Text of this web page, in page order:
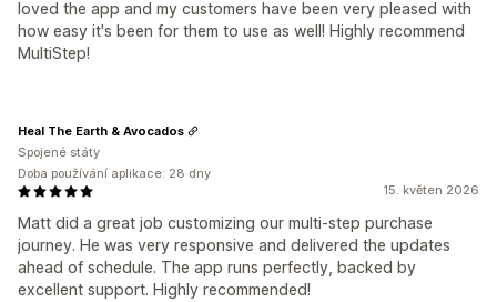
loved the app and my customers have been very pleased with
how easy it's been for them to use as well! Highly recommend
MultiStep!
15. květen 2026
Matt did a great job customizing our multi-step purchase
journey. He was very responsive and delivered the updates
ahead of schedule. The app runs perfectly, backed by
excellent support. Highly recommended!
Heal The Earth & Avocados
Spojené státy
Doba používání aplikace: 28 dny